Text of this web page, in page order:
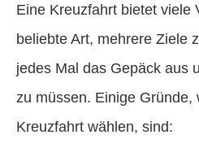
Eine Kreuzfahrt bietet viele
beliebte Art, mehrere Ziele
jedes Mal das Gepäck aus
zu müssen. Einige
Kreuzfahrt wählen, sind: